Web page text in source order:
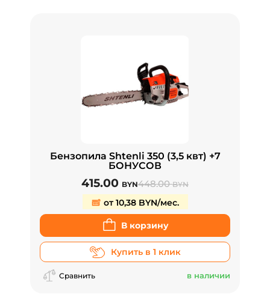
Бензопила Shtenli 350 (3,5 квт) +7
БОНУСОВ
415.00 BYN448.00BYN
от 10,38 BYN/мес.
В корзину
Купить в 1 клик
Сравнить в наличии